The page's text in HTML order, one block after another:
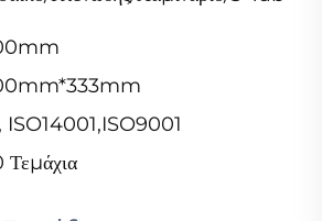
ISO14001,ISO9001
Τεμάχια